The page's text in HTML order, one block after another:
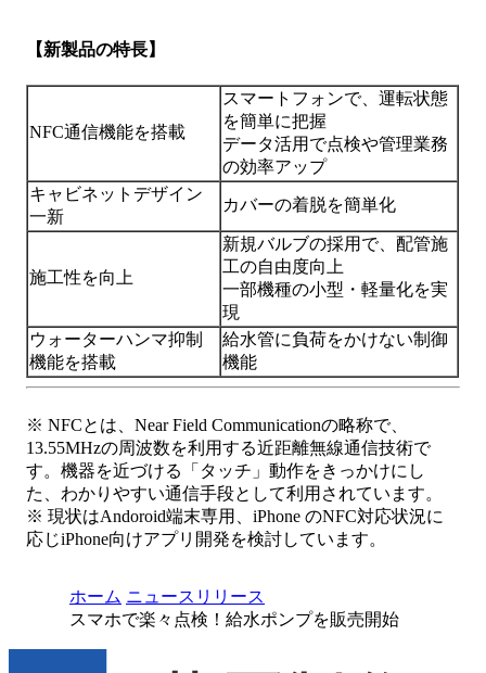
【新製品の特長】
NFC通信機能を搭載
スマートフォンで、運転状態
を簡単に把握
データ活用で点検や管理業務
の効率アップ
キャビネットデザイン
一新
カバーの着脱を簡単化
施工性を向上
新規バルブの採用で、配管施
工の自由度向上
一部機種の小型・軽量化を実
現
ウォーターハンマ抑制
機能を搭載
給水管に負荷をかけない制御
機能
※ NFCとは、Near Field Communicationの略称で、
13.55MHzの周波数を利用する近距離無線通信技術で
す。機器を近づける「タッチ」動作をきっかけにし
た、わかりやすい通信手段として利用されています。
※ 現状はAndoroid端末専用、iPhone のNFC対応状況に
応じiPhone向けアプリ開発を検討しています。
ホーム ニュースリリース
スマホで楽々点検！給水ポンプを販売開始